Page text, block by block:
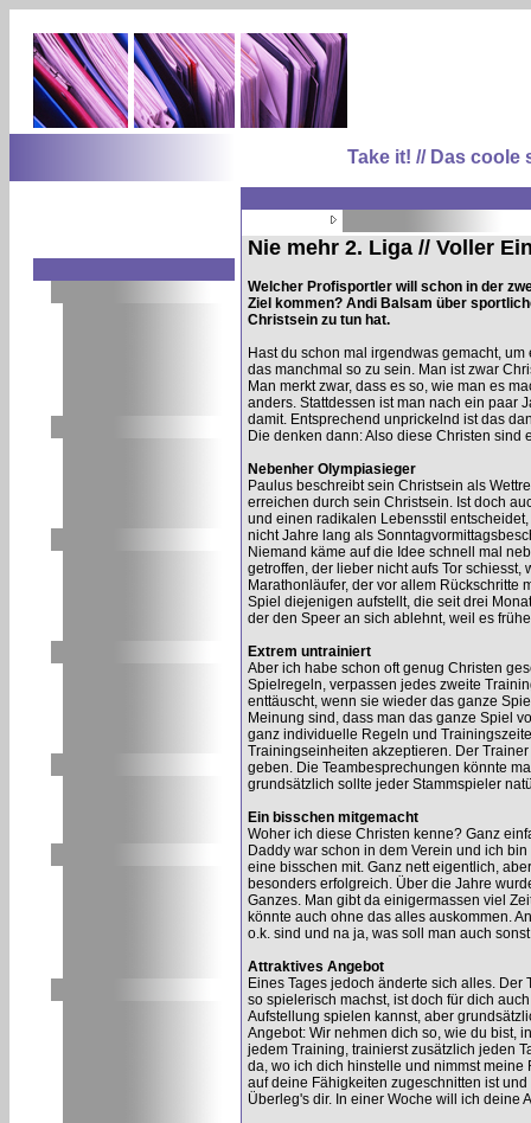
Take it! // Das
Nie mehr 2. Liga // Voller
Welcher Profisportler will schon in der
Ziel kommen? Andi Balsam über
Christsein zu tun hat.
Hast du schon mal irgendwas gemacht,
das manchmal so zu sein. Man ist zwar
Man merkt zwar, dass es so, wie man es
anders. Stattdessen ist man nach ein paar
damit. Entsprechend unprickelnd ist das
Die denken dann: Also diese Christen sind
Nebenher Olympiasieger
Paulus beschreibt sein Christsein als
erreichen durch sein Christsein. Ist doch
und einen radikalen Lebensstil
nicht Jahre lang als
Niemand käme auf die Idee schnell mal
getroffen, der lieber nicht aufs Tor
Marathonläufer, der vor allem Rückschritte
Spiel diejenigen aufstellt, die seit drei
der den Speer an sich ablehnt, weil es
Extrem untrainiert
Aber ich habe schon oft genug Christen
Spielregeln, verpassen jedes zweite
enttäuscht, wenn sie wieder das ganze
Meinung sind, dass man das ganze Spiel
ganz individuelle Regeln und
Trainingseinheiten akzeptieren. Der
geben. Die Teambesprechungen könnte
grundsätzlich sollte jeder Stammspieler
Ein bisschen mitgemacht
Woher ich diese Christen kenne? Ganz
Daddy war schon in dem Verein und ich
eine bisschen mit. Ganz nett eigentlich,
besonders erfolgreich. Über die Jahre
Ganzes. Man gibt da einigermassen viel
könnte auch ohne das alles auskommen.
o.k. sind und na ja, was soll man auch
Attraktives Angebot
Eines Tages jedoch änderte sich alles.
so spielerisch machst, ist doch für dich
Aufstellung spielen kannst, aber
Angebot: Wir nehmen dich so, wie du bist,
jedem Training, trainierst zusätzlich jeden
da, wo ich dich hinstelle und nimmst
auf deine Fähigkeiten zugeschnitten ist
Überleg's dir. In einer Woche will ich deine